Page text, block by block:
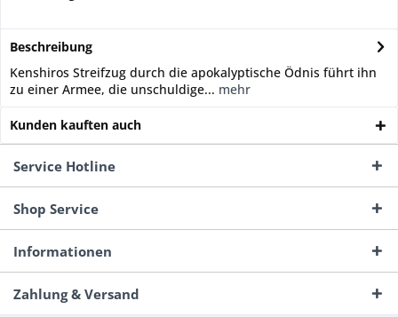
Beschreibung
Kenshiros Streifzug durch die apokalyptische Ödnis führt ihn
zu einer Armee, die unschuldige... mehr
Kunden kauften auch
Service Hotline
Shop Service
Informationen
Zahlung & Versand